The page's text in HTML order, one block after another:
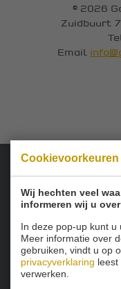
Cookievoorkeuren
Wij hechten veel
informeren wij u
In deze pop-up kunt u
Meer informatie over
gebruiken, vindt u op
privacyverklaring leest
verwerken.
© 2026
Zuidbuurt
Email